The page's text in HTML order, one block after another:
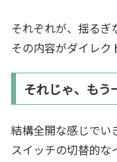
それぞれが、揺るぎ
その内容がダイレ
それじゃ、もう
結構全開な感じで
スイッチの切替的な